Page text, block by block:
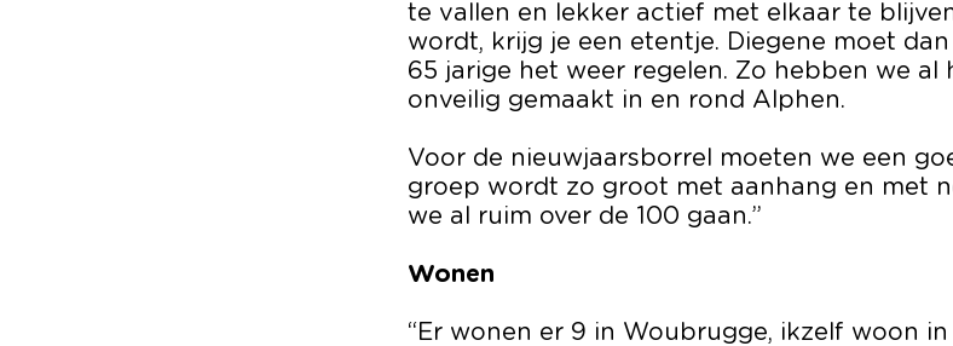
te vallen en lekker actief met elkaar te
wordt, krijg je een etentje. Diegene moet
65 jarige het weer regelen. Zo hebben we al
onveilig gemaakt in en rond Alphen.
Voor de nieuwjaarsborrel moeten we een
groep wordt zo groot met aanhang en met
we al ruim over de 100 gaan.”
Wonen
“Er wonen er 9 in Woubrugge, ikzelf woon in